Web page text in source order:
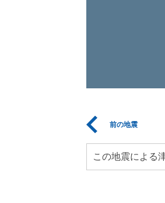
前の地震
この地震による